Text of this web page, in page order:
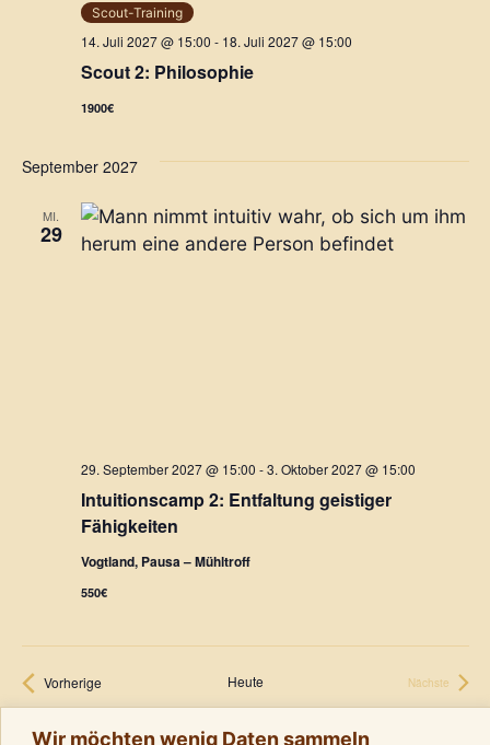
Wir möchten wenig Daten sammeln
Scout 2: Philosophie
Scout-Training
14. Juli 2027 @ 15:00 - 18. Juli 2027 @ 15:00
1900€
September 2027
MI.
29
Intuitionscamp 2: Entfaltung geistiger
Fähigkeiten
29. September 2027 @ 15:00 -3. Oktober 2027 @ 15:00
Vogtland, Pausa – Mühltroff
550€
VorherigeVeranstaltungen Heute
Nächste
Veranstaltungen